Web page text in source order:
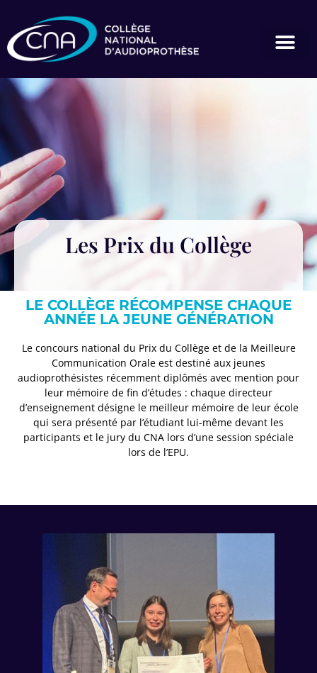
Les Prix du Collège
LE COLLÈGE RÉCOMPENSE CHAQUE
ANNÉE LA JEUNE GÉNÉRATION
Le concours national du Prix du Collège et de la Meilleure
Communication Orale est destiné aux jeunes
audioprothésistes récemment diplômés avec mention pour
leur mémoire de fin d’études : chaque directeur
d’enseignement désigne le meilleur mémoire de leur école
qui sera présenté par l’étudiant lui-même devant les
participants et le jury du CNA lors d’une session spéciale
lors de l’EPU.